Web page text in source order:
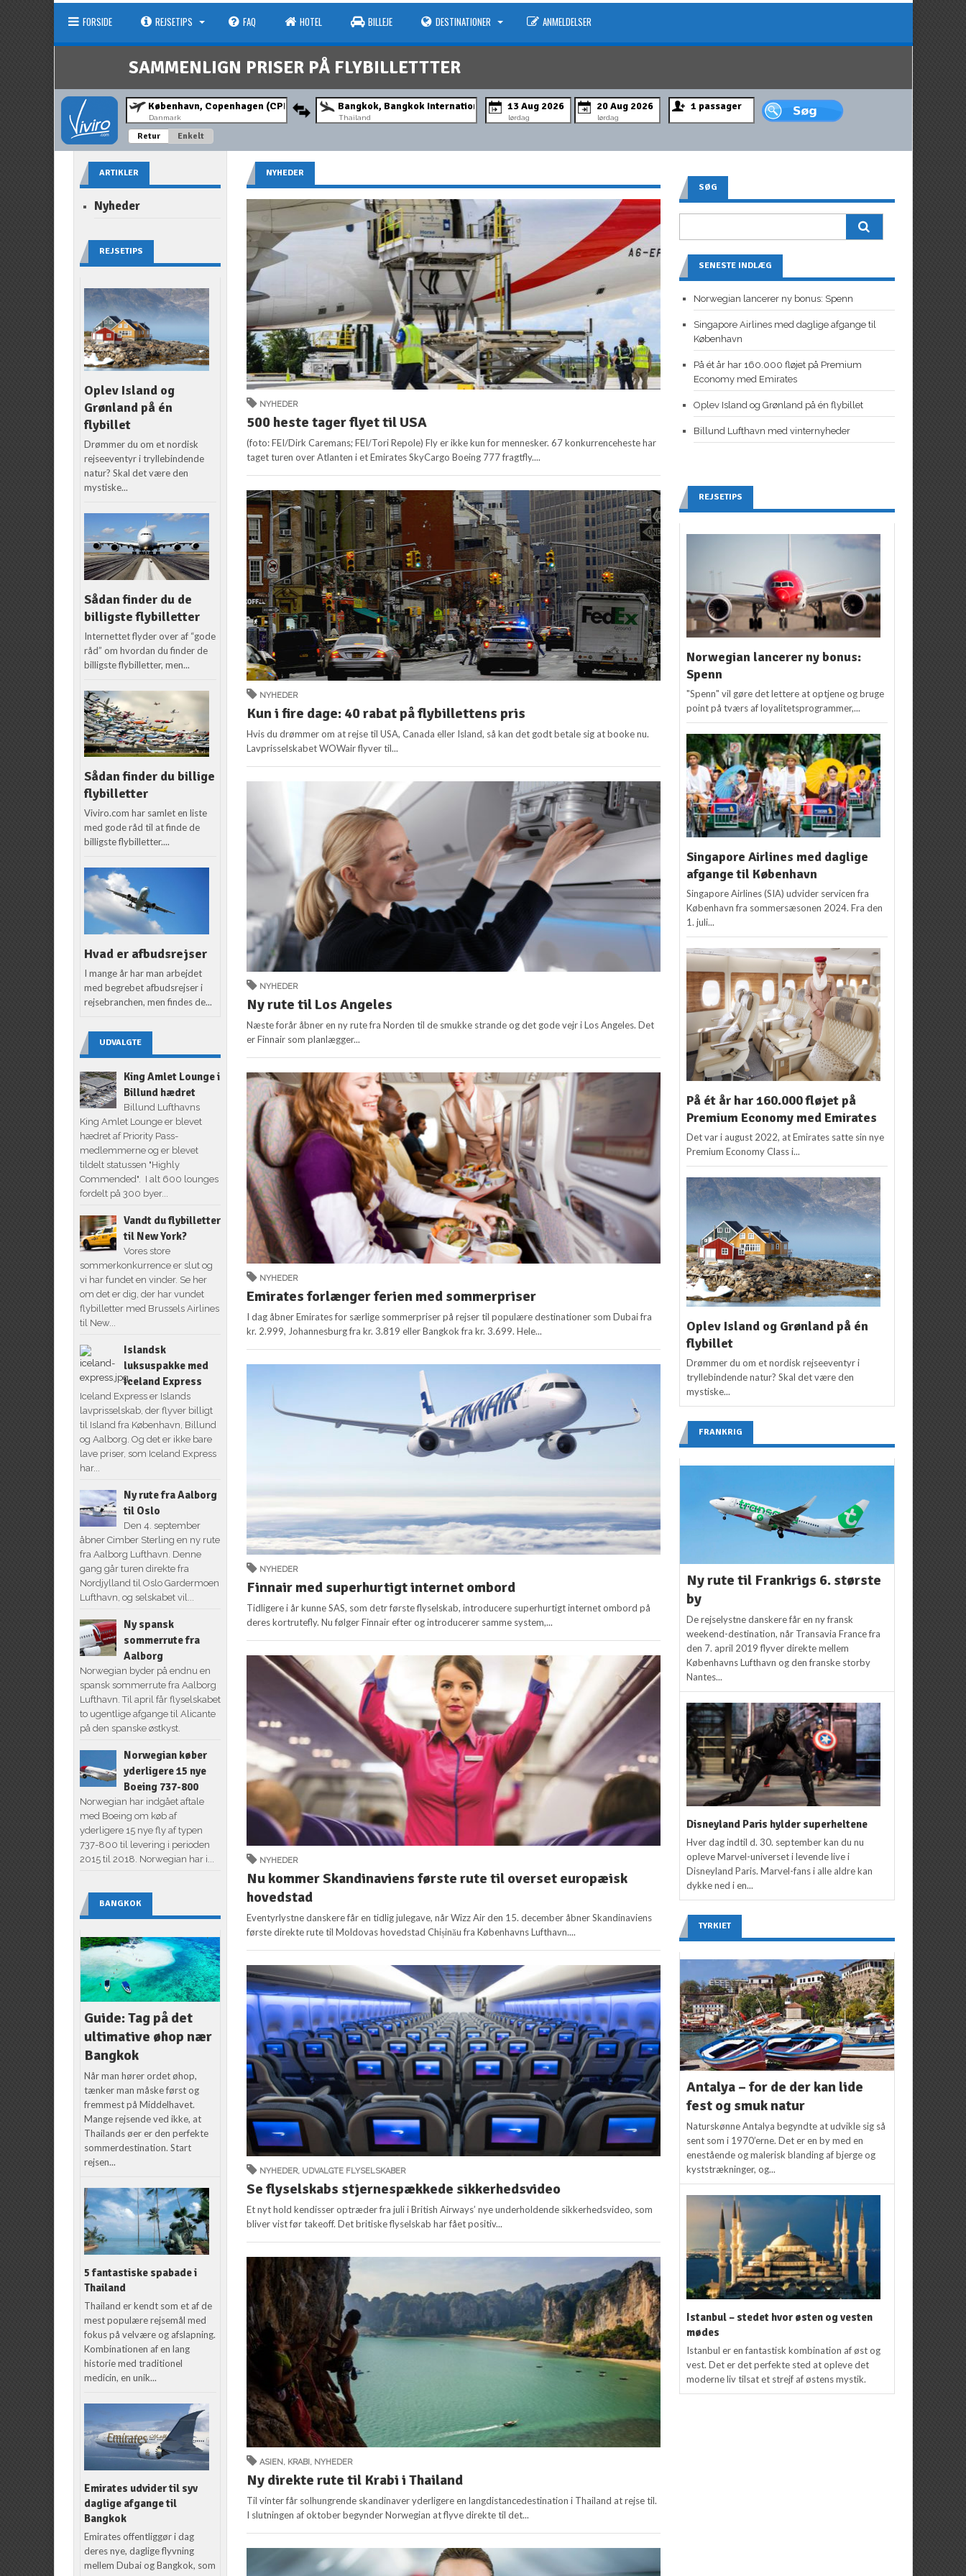
FORSIDE REJSETIPS FAQ HOTEL BILLEJE DESTINATIONER ANMELDELSER
SAMMENLIGN PRISER PÅ FLYBILLETTTER
Danmark Thailand lørdag lørdag
Retur Enkelt
NYHEDER
NYHEDER
500 heste tager flyet til USA
(foto: FEI/Dirk Caremans; FEI/Tori Repole) Fly er ikke kun for mennesker. 67 konkurrenceheste har
taget turen over Atlanten i et Emirates SkyCargo Boeing 777 fragtfly....
NYHEDER
Kun i fire dage: 40 rabat på flybillettens pris
Hvis du drømmer om at rejse til USA, Canada eller Island, så kan det godt betale sig at booke nu.
Lavprisselskabet WOWair flyver til...
NYHEDER
Ny rute til Los Angeles
Næste forår åbner en ny rute fra Norden til de smukke strande og det gode vejr i Los Angeles. Det
er Finnair som planlægger...
NYHEDER
Emirates forlænger ferien med sommerpriser
I dag åbner Emirates for særlige sommerpriser på rejser til populære destinationer som Dubai fra
kr. 2.999, Johannesburg fra kr. 3.819 eller Bangkok fra kr. 3.699. Hele...
NYHEDER
Finnair med superhurtigt internet ombord
Tidligere i år kunne SAS, som detr første flyselskab, introducere superhurtigt internet ombord på
deres kortrutefly. Nu følger Finnair efter og introducerer samme system,...
NYHEDER
Nu kommer Skandinaviens første rute til overset europæisk
hovedstad
Eventyrlystne danskere får en tidlig julegave, når Wizz Air den 15. december åbner Skandinaviens
første direkte rute til Moldovas hovedstad Chișinău fra Københavns Lufthavn....
NYHEDER, UDVALGTE FLYSELSKABER
Se flyselskabs stjernespækkede sikkerhedsvideo
Et nyt hold kendisser optræder fra juli i British Airways’ nye underholdende sikkerhedsvideo, som
bliver vist før takeoff. Det britiske flyselskab har fået positiv...
ASIEN, KRABI, NYHEDER
Ny direkte rute til Krabi i Thailand
Til vinter får solhungrende skandinaver yderligere en langdistancedestination i Thailand at rejse til.
I slutningen af oktober begynder Norwegian at flyve direkte til det...
ARTIKLER
Nyheder
REJSETIPS
Oplev Island og
Grønland på én
flybillet
Drømmer du om et nordisk
rejseeventyr i tryllebindende
natur? Skal det være den
mystiske...
Sådan finder du de
billigste flybilletter
Internettet flyder over af “gode
råd” om hvordan du finder de
billigste flybilletter, men...
Sådan finder du billige
flybilletter
Viviro.com har samlet en liste
med gode råd til at finde de
billigste flybilletter....
Hvad er afbudsrejser
I mange år har man arbejdet
med begrebet afbudsrejser i
rejsebranchen, men findes de...
UDVALGTE
King Amlet Lounge i
Billund hædret
Billund Lufthavns
King Amlet Lounge er blevet
hædret af Priority Pass-
medlemmerne og er blevet
tildelt statussen "Highly
Commended". I alt 600 lounges
fordelt på 300 byer...
Vandt du flybilletter
til New York?
Vores store
sommerkonkurrence er slut og
vi har fundet en vinder. Se her
om det er dig, der har vundet
flybilletter med Brussels Airlines
til New...
Islandsk
luksuspakke med
Iceland Express
Iceland Express er Islands
lavprisselskab, der flyver billigt
til Island fra København, Billund
og Aalborg. Og det er ikke bare
lave priser, som Iceland Express
har...
Ny rute fra Aalborg
til Oslo
Den 4. september
åbner Cimber Sterling en ny rute
fra Aalborg Lufthavn. Denne
gang går turen direkte fra
Nordjylland til Oslo Gardermoen
Lufthavn, og selskabet vil...
Ny spansk
sommerrute fra
Aalborg
Norwegian byder på endnu en
spansk sommerrute fra Aalborg
Lufthavn. Til april får flyselskabet
to ugentlige afgange til Alicante
på den spanske østkyst.
Norwegian køber
yderligere 15 nye
Boeing 737-800
Norwegian har indgået aftale
med Boeing om køb af
yderligere 15 nye fly af typen
737-800 til levering i perioden
2015 til 2018. Norwegian har i...
BANGKOK
Guide: Tag på det
ultimative øhop nær
Bangkok
Når man hører ordet øhop,
tænker man måske først og
fremmest på Middelhavet.
Mange rejsende ved ikke, at
Thailands øer er den perfekte
sommerdestination. Start
rejsen...
5 fantastiske spabade i
Thailand
Thailand er kendt som et af de
mest populære rejsemål med
fokus på velvære og afslapning.
Kombinationen af en lang
historie med traditionel
medicin, en unik...
Emirates udvider til syv
daglige afgange til
Bangkok
Emirates offentliggør i dag
deres nye, daglige flyvning
mellem Dubai og Bangkok, som
SØG
SENESTE INDLÆG
Norwegian lancerer ny bonus: Spenn
Singapore Airlines med daglige afgange til
København
På ét år har 160.000 fløjet på Premium
Economy med Emirates
Oplev Island og Grønland på én flybillet
Billund Lufthavn med vinternyheder
REJSETIPS
Norwegian lancerer ny bonus:
Spenn
"Spenn" vil gøre det lettere at optjene og bruge
point på tværs af loyalitetsprogrammer,...
Singapore Airlines med daglige
afgange til København
Singapore Airlines (SIA) udvider servicen fra
København fra sommersæsonen 2024. Fra den
1. juli...
På ét år har 160.000 fløjet på
Premium Economy med Emirates
Det var i august 2022, at Emirates satte sin nye
Premium Economy Class i...
Oplev Island og Grønland på én
flybillet
Drømmer du om et nordisk rejseeventyr i
tryllebindende natur? Skal det være den
mystiske...
FRANKRIG
Ny rute til Frankrigs 6. største
by
De rejselystne danskere får en ny fransk
weekend-destination, når Transavia France fra
den 7. april 2019 flyver direkte mellem
Københavns Lufthavn og den franske storby
Nantes...
Disneyland Paris hylder superheltene
Hver dag indtil d. 30. september kan du nu
opleve Marvel-universet i levende live i
Disneyland Paris. Marvel-fans i alle aldre kan
dykke ned i en...
TYRKIET
Antalya – for de der kan lide
fest og smuk natur
Naturskønne Antalya begyndte at udvikle sig så
sent som i 1970’erne. Det er en by med en
enestående og malerisk blanding af bjerge og
kyststrækninger, og...
Istanbul – stedet hvor østen og vesten
mødes
Istanbul er en fantastisk kombination af øst og
vest. Det er det perfekte sted at opleve det
moderne liv tilsat et strejf af østens mystik.